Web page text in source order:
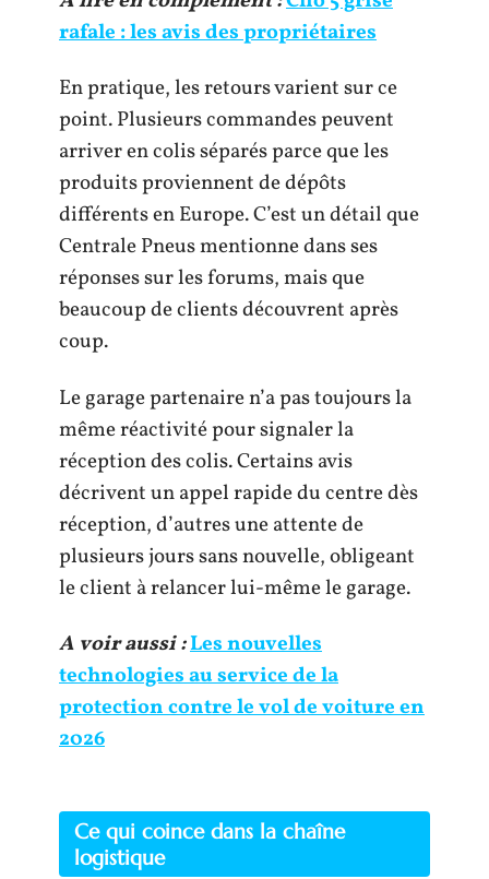
rafale : les avis des propriétaires
En pratique, les retours varient sur ce
point. Plusieurs commandes peuvent
arriver en colis séparés parce que les
produits proviennent de dépôts
différents en Europe. C’est un détail que
Centrale Pneus mentionne dans ses
réponses sur les forums, mais que
beaucoup de clients découvrent après
coup.
Le garage partenaire n’a pas toujours la
même réactivité pour signaler la
réception des colis. Certains avis
décrivent un appel rapide du centre dès
réception, d’autres une attente de
plusieurs jours sans nouvelle, obligeant
le client à relancer lui-même le garage.
A voir aussi :Les nouvelles
technologies au service de la
protection contre le vol de voiture en
2026
Ce qui coince dans la chaîne
logistique